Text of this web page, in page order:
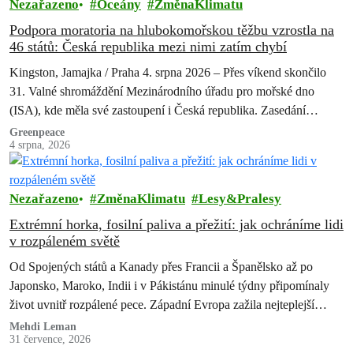
Nezařazeno Oceány ZměnaKlimatu
Podpora moratoria na hlubokomořskou těžbu vzrostla na
46 států: Česká republika mezi nimi zatím chybí
Kingston, Jamajka / Praha 4. srpna 2026 – Přes víkend skončilo
31. Valné shromáždění Mezinárodního úřadu pro mořské dno
(ISA), kde měla své zastoupení i Česká republika. Zasedání
skončilo zklamáním,…
Greenpeace
4 srpna, 2026
Nezařazeno ZměnaKlimatu Lesy&Pralesy
Extrémní horka, fosilní paliva a přežití: jak ochráníme lidi
v rozpáleném světě
Od Spojených států a Kanady přes Francii a Španělsko až po
Japonsko, Maroko, Indii i v Pákistánu minulé týdny připomínaly
život uvnitř rozpálené pece. Západní Evropa zažila nejteplejší
červen od…
Mehdi Leman
31 července, 2026